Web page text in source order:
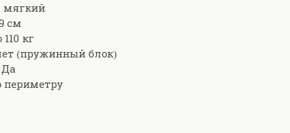
мягкий
см
110 кг
(пружинный блок)
Да
периметру